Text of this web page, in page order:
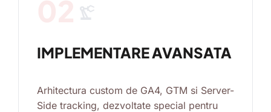
precision_manufacturing
IMPLEMENTARE AVANSATA
Arhitectura custom de GA4, GTM si Server-
Side tracking, dezvoltate special pentru